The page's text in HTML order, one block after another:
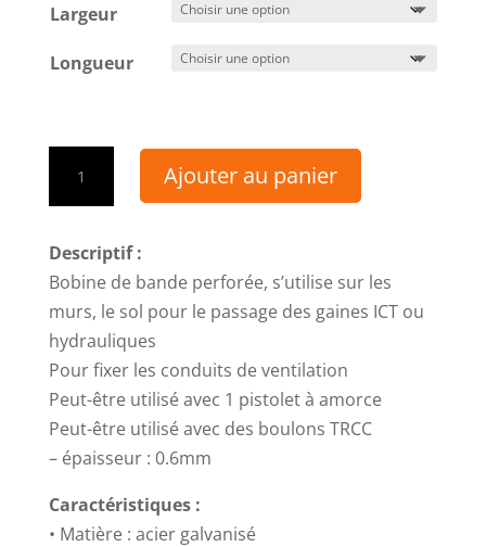
Largeur
Longueur
perforée
Ajouter au panier
Descriptif :
Bobine de bande perforée, s’utilise sur les
murs, le sol pour le passage des gaines ICT ou
hydrauliques
Pour fixer les conduits de ventilation
Peut-être utilisé avec 1 pistolet à amorce
Peut-être utilisé avec des boulons TRCC
– épaisseur : 0.6mm
Caractéristiques :
• Matière : acier galvanisé